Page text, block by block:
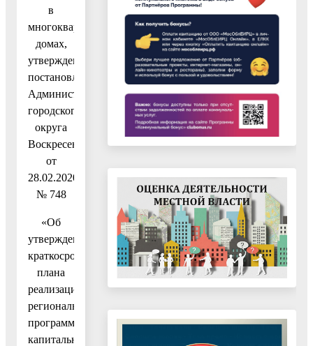
в
многоквартирных
домах,
утвержденный
постановлением
Администрации
городского
округа
Воскресенск
от
28.02.2020
№ 748
«Об
утверждении
краткосрочного
плана
реализации
региональной
программы
капитального